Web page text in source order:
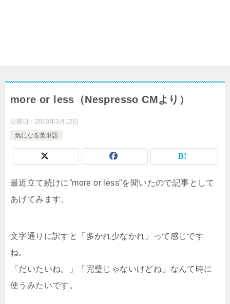
more or less（Nespresso CMより）
公開日： 2013年3月12日
気になる英単語
最近立て続けに”more or less”を聞いたので記事として
あげてみます。
文字通りに訳すと「多かれ少なかれ」って感じです
ね。
「だいたいね。」「完璧じゃないけどね」なんて時に
使うみたいです。